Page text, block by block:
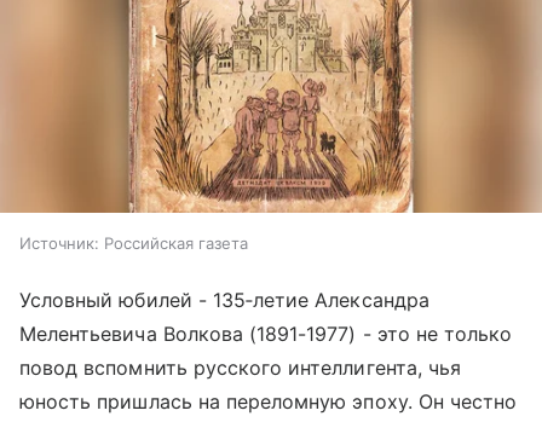
Источник: Российская газета
Условный юбилей - 135‑летие Александра
Мелентьевича Волкова (1891-1977) - это не только
повод вспомнить русского интеллигента, чья
юность пришлась на переломную эпоху. Он честно